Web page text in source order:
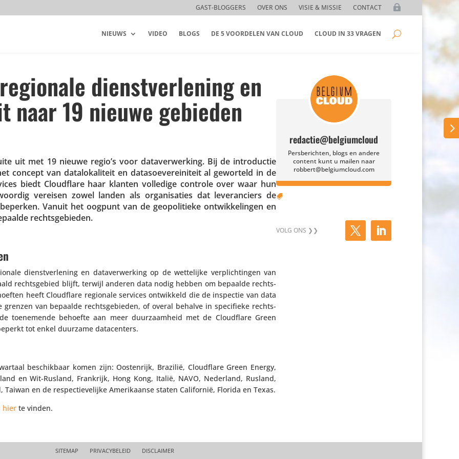
GAST-BLOGGERS OVER ONS VISIE & MISSIE CONTACT
NIEUWS VIDEO BLOGS DE 5 VOORDELEN VAN CLOUD CLOUD IN 33 VRAGEN
dienstverlening en
19 nieuwe gebieden
uit met 19 nieuwe regio’s voor data­ver­wer­king. Bij de intro­ductie
concept van data­lo­ka­li­teit en data­soe­ve­rei­ni­teit al geworteld in de
biedt Cloud­flare haar klanten volledige controle over waar hun
vereisen zowel landen als orga­ni­sa­ties dat leve­ran­ciers de
Vanuit het oogpunt van de geopo­li­tieke ontwik­ke­lingen en
rechtsgebieden.
dienst­ver­le­ning en data­ver­wer­king op de wette­lijke verplich­tingen van
rechts­ge­bied blijft, terwijl anderen data nodig hebben om bepaalde rechts­
heeft Cloud­flare regionale services ontwik­keld die de inspectie van data
van bepaalde rechts­ge­bieden, of overal behalve in speci­fieke rechts­
toene­mende behoefte aan meer duur­zaam­heid met de Cloud­flare Green
tot enkel duurzame datacenters.
beschik­baar komen zijn: Oosten­rijk, Brazilië, Cloud­flare Green Energy,
en Wit-Rusland, Frankrijk, Hong Kong, Italië, NAVO, Nederland, Rusland,
en de respec­tie­ve­lijke Ameri­kaanse staten Cali­fornië, Florida en Texas.
hier te vinden.
redactie@belgiumcloud
Persberichten, blogs en andere
content kunt u mailen naar
robbert@belgiumcloud.com

SITEMAP PRIVACYBELEID DISCLAIMER